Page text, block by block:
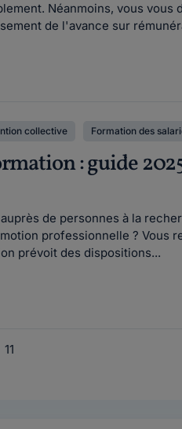
Néanmoins, vous vous
de l'avance sur
collective Formation des
: guide
de personnes à la
professionnelle ? Vous
prévoit des dispositions...
11